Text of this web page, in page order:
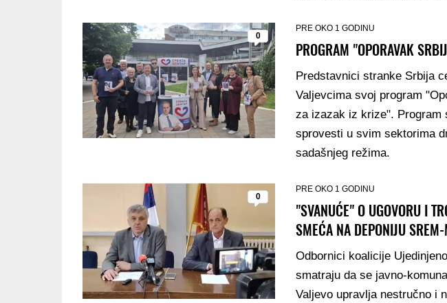
0
PRE OKO 1 GODINU
PROGRAM "OPORAVAK
Predstavnici stranke Srbija
Valjevcima svoj program
za izazak iz krize". Program
sprovesti u svim sektorima
sadašnjeg režima.
0
PRE OKO 1 GODINU
"SVANUĆE" O UGOVORU I
SMEĆA NA DEPONIJU
Odbornici koalicije
smatraju da se javno-
Valjevo upravlja nestručno i